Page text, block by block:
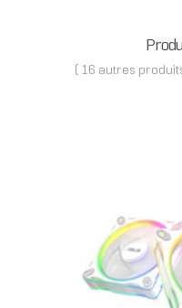
( 16 autres